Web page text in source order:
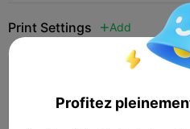
Print Settings  Add
Gagner plus
Profitez